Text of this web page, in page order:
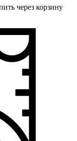
через корзину